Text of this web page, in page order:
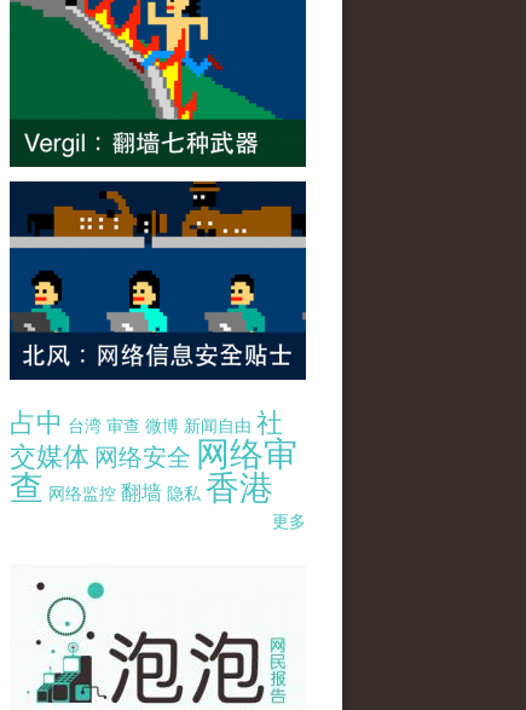
占中 台湾 审查 微博 新闻自由 社
交媒体 网络安全 网络审
查 网络监控 翻墙 隐私 香港
更多
pao-pao-banner-mirror-site-120814.jpg